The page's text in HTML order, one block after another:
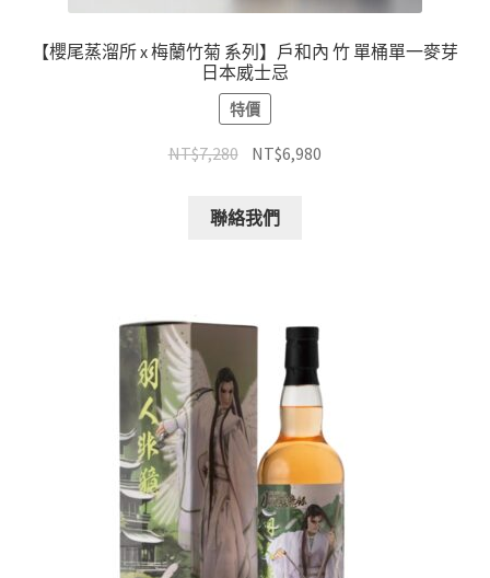
【櫻尾蒸溜所 x 梅蘭竹菊 系列】戶和內 竹 單桶單一麥芽
日本威士忌
特價
NT$7,280 NT$6,980
聯絡我們